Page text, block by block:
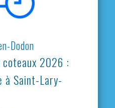
Dodon
coteaux 2026 :
à Saint-Lary-